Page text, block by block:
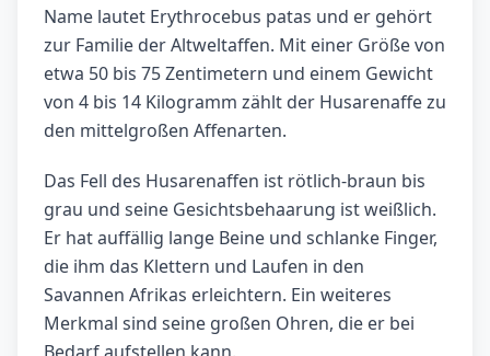
Name lautet Erythrocebus patas und er gehört
zur Familie der Altweltaffen. Mit einer Größe von
etwa 50 bis 75 Zentimetern und einem Gewicht
von 4 bis 14 Kilogramm zählt der Husarenaffe zu
den mittelgroßen Affenarten.
Das Fell des Husarenaffen ist rötlich-braun bis
grau und seine Gesichtsbehaarung ist weißlich.
Er hat auffällig lange Beine und schlanke Finger,
die ihm das Klettern und Laufen in den
Savannen Afrikas erleichtern. Ein weiteres
Merkmal sind seine großen Ohren, die er bei